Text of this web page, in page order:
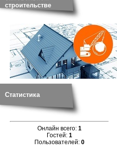
строительстве
Статистика
Онлайн всего: 1
Гостей: 1
Пользователей: 0